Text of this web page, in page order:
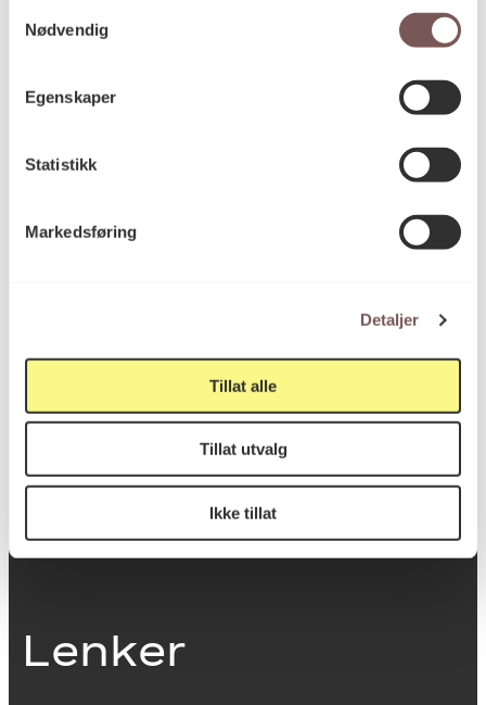
Nødvendig
Egenskaper
Statistikk
Markedsføring
Detaljer
Tillat alle
Tillat utvalg
Ikke tillat
Besøksadresse
Victoria Terrasse 11
0251 Oslo
Viktig info
Utbetaling og fakturering
Om opphavsrett
Dokumentasjonsskjema
Last ned logo
Lenker